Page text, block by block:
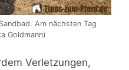
Am nächsten Tag
Goldmann)
Verletzungen,